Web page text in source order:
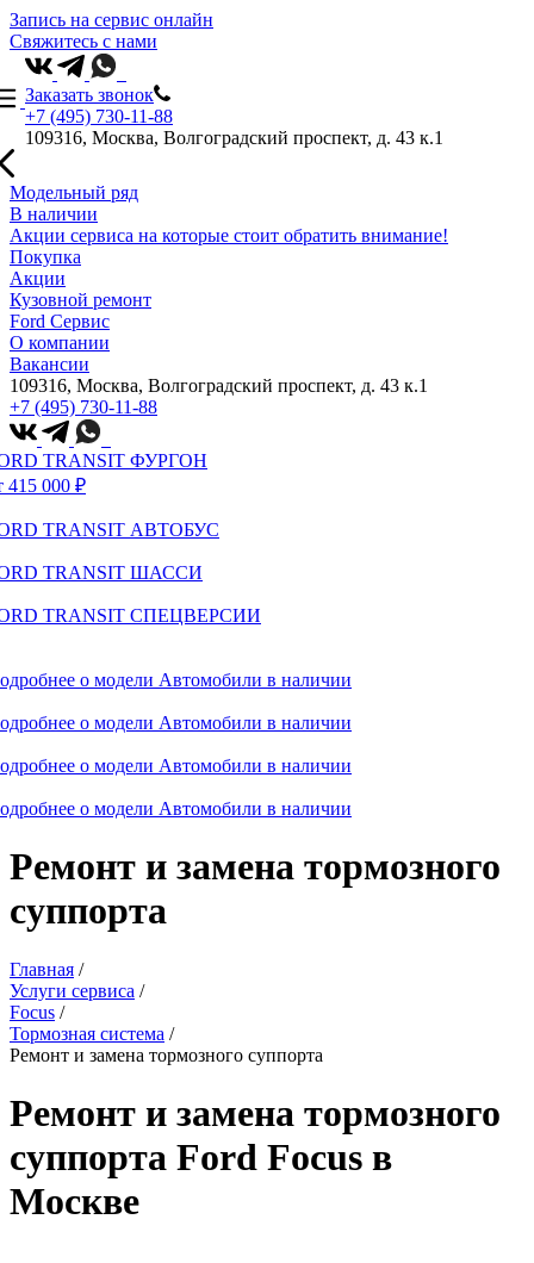
Запись на сервис онлайн
Свяжитесь с нами
Заказать звонок
+7 (495) 730-11-88
109316, Москва, Волгоградский проспект, д. 43 к.1
Модельный ряд
В наличии
Акции сервиса на которые стоит обратить внимание!
Покупка
Акции
Кузовной ремонт
Ford Сервис
О компании
Вакансии
109316, Москва, Волгоградский проспект, д. 43 к.1
+7 (495) 730-11-88
TRANSIT ФУРГОН
415 000 ₽
TRANSIT АВТОБУС
TRANSIT ШАССИ
TRANSIT СПЕЦВЕРСИИ
о модели Автомобили в наличии
о модели Автомобили в наличии
о модели Автомобили в наличии
о модели Автомобили в наличии
Ремонт и замена тормозного
суппорта
Главная /
Услуги сервиса /
Focus /
Тормозная система /
Ремонт и замена тормозного суппорта
Ремонт и замена тормозного
суппорта Ford Focus в
Москве